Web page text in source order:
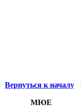
Вернуться к началу
МЮЕ